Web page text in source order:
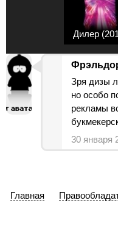
Дилер
Зря дизы
но особо
рекламы
30 января
Главная